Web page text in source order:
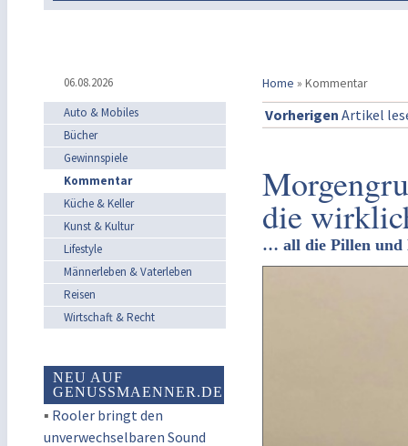
06.08.2026 Home » Kommentar
Auto & Mobiles
Bücher
Gewinnspiele
Kommentar
Küche & Keller
Kunst & Kultur
Lifestyle
Männerleben & Vaterleben
Reisen
Wirtschaft & Recht
NEU AUF
GENUSSMAENNER.DE
▪ Rooler bringt den
unverwechselbaren Sound
Vorherigen Artikel
die
… all die Pillen und